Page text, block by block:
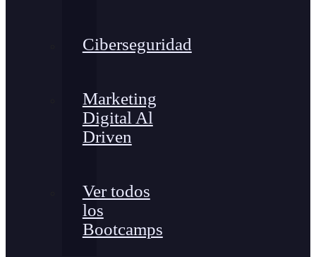
Ciberseguridad
Marketing
Digital Al
Driven
Ver todos
los
Bootcamps